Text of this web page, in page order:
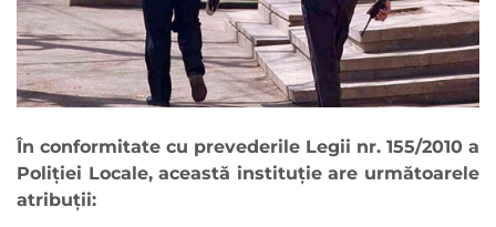
În conformitate cu prevederile Legii nr. 155/2010 a
Poliţiei Locale, această instituţie are următoarele
atribuţii: